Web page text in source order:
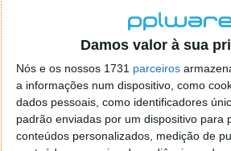
Damos valor à sua
Nós e os nossos 1731 parceiros
a informações num dispositivo, como
dados pessoais, como identificadores
padrão enviadas por um dispositivo para
conteúdos personalizados, medição de
Diagnóstico de problemas
Se o ponteiro do conta-
comportar-se de forma
subir e descer sem motivo),
problemas no motor ou no